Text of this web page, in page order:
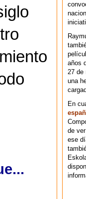
años
27 de
una
En
de
ese